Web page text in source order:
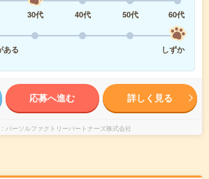
30代 40代 50代
60代
ある
しずか
応募へ進む 詳しく見る
パーソルファクトリーパートナーズ株式会社